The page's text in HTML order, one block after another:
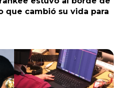
que cambió su vida para